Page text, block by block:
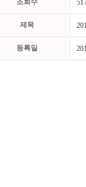
조회수
제목
등록일